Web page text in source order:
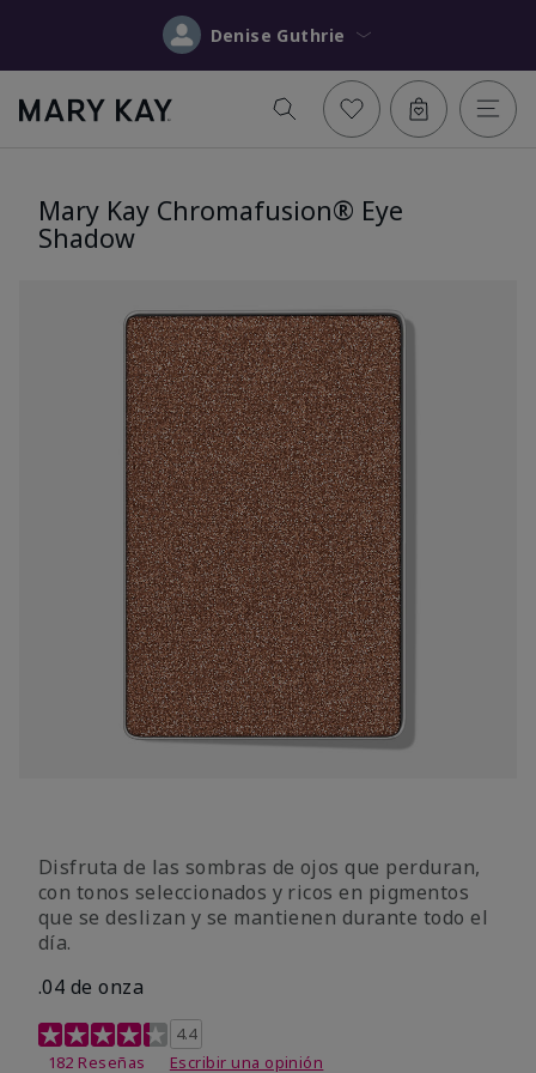
Denise Guthrie
Mary Kay Chromafusion® Eye
Shadow
Disfruta de las sombras de ojos que perduran,
con tonos seleccionados y ricos en pigmentos
que se deslizan y se mantienen durante todo el
día.
.04 de onza
Calificación de clientes de 4,3 de 5
4.4
182 Reseñas
Escribir una opinión